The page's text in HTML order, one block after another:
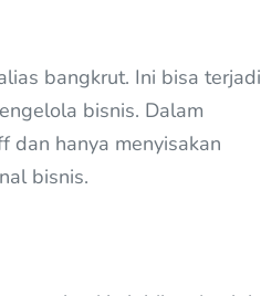
bangkrut. Ini bisa terjadi
bisnis. Dalam
dan hanya menyisakan
bisnis.